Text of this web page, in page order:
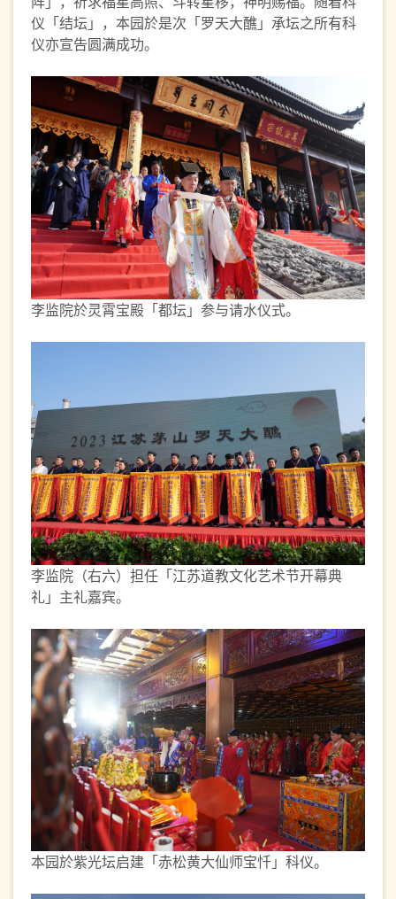
仪「结坛」，本园於是次「罗天大醮」承坛之所有科
仪亦宣告圆满成功。
李监院於灵霄宝殿「都坛」参与请水仪式。
李监院（右六）担任「江苏道教文化艺术节开幕典
礼」主礼嘉宾。
本园於紫光坛启建「赤松黄大仙师宝忏」科仪。